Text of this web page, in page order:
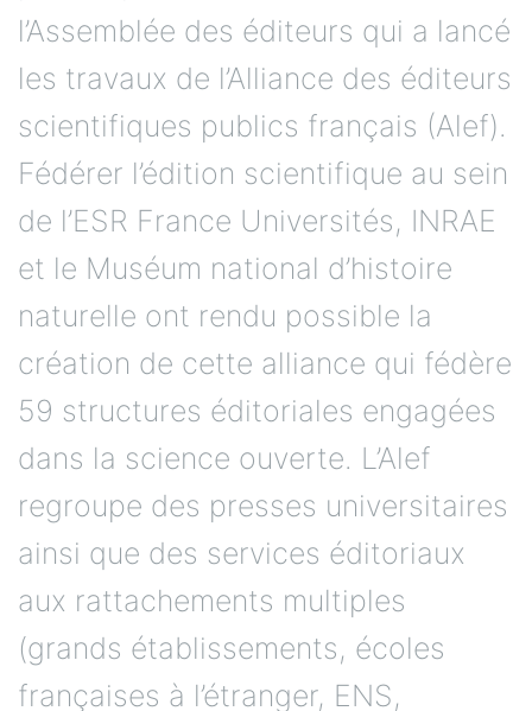
l’Assemblée des éditeurs qui a lancé
les travaux de l’Alliance des éditeurs
scientifiques publics français (Alef).
Fédérer l’édition scientifique au sein
de l’ESR France Universités, INRAE
et le Muséum national d’histoire
naturelle ont rendu possible la
création de cette alliance qui fédère
59 structures éditoriales engagées
dans la science ouverte. L’Alef
regroupe des presses universitaires
ainsi que des services éditoriaux
aux rattachements multiples
(grands établissements, écoles
françaises à l’étranger, ENS,